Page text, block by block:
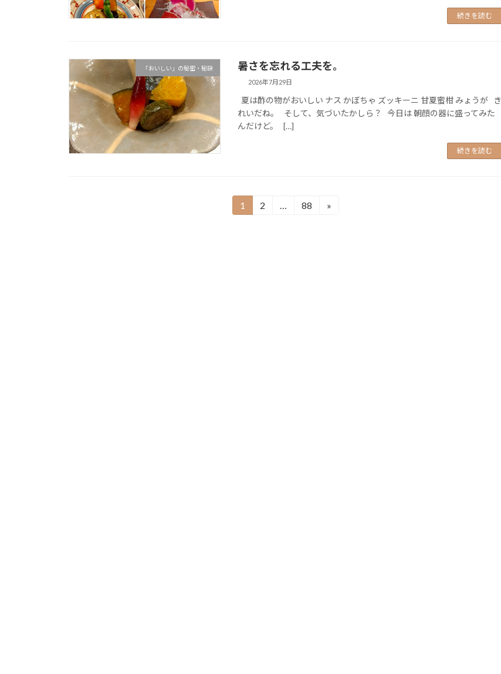
続きを読む
「おいしい」の秘密・秘訣 暑さを忘れる工夫を。
2026年7月29日
夏は酢の物がおいしい ナス かぼちゃ ズッキーニ 甘夏蜜柑 みょうが き
れいだね。 そして、気づいたかしら？ 今日は 朝顔の器に盛ってみた
んだけど。 […]
続きを読む
固
1
固
2 …
固
88 »